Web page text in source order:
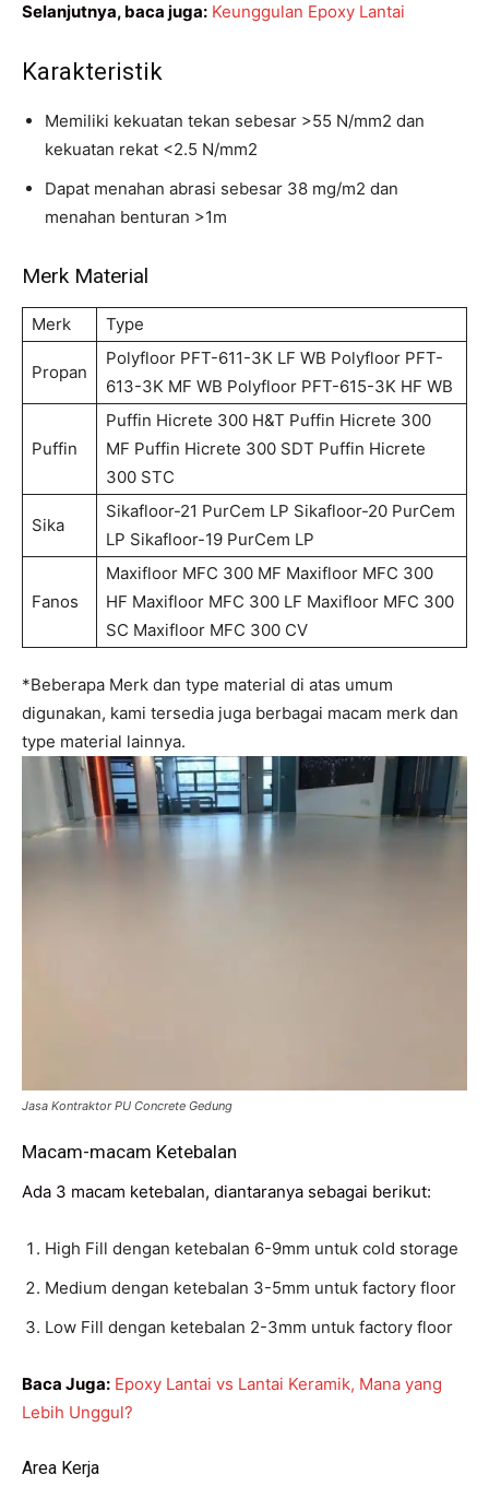
Selanjutnya, baca juga: Keunggulan Epoxy Lantai
Karakteristik
Memiliki kekuatan tekan sebesar >55 N/mm2 dan
kekuatan rekat <2.5 N/mm2
Dapat menahan abrasi sebesar 38 mg/m2 dan
menahan benturan >1m
Merk Material
Merk Type
Propan
Polyfloor PFT-611-3K LF WB Polyfloor PFT-
613-3K MF WB Polyfloor PFT-615-3K HF WB
Puffin
Puffin Hicrete 300 H&T Puffin Hicrete 300
MF Puffin Hicrete 300 SDT Puffin Hicrete
300 STC
Sika
Sikafloor-21 PurCem LP Sikafloor-20 PurCem
LP Sikafloor-19 PurCem LP
Fanos
Maxifloor MFC 300 MF Maxifloor MFC 300
HF Maxifloor MFC 300 LF Maxifloor MFC 300
SC Maxifloor MFC 300 CV
*Beberapa Merk dan type material di atas umum
digunakan, kami tersedia juga berbagai macam merk dan
type material lainnya.
Jasa Kontraktor PU Concrete Gedung
Macam-macam Ketebalan
Ada 3 macam ketebalan, diantaranya sebagai berikut:
High Fill dengan ketebalan 6-9mm untuk cold storage
Medium dengan ketebalan 3-5mm untuk factory floor
Low Fill dengan ketebalan 2-3mm untuk factory floor
Baca Juga: Epoxy Lantai vs Lantai Keramik, Mana yang
Lebih Unggul?
Area Kerja